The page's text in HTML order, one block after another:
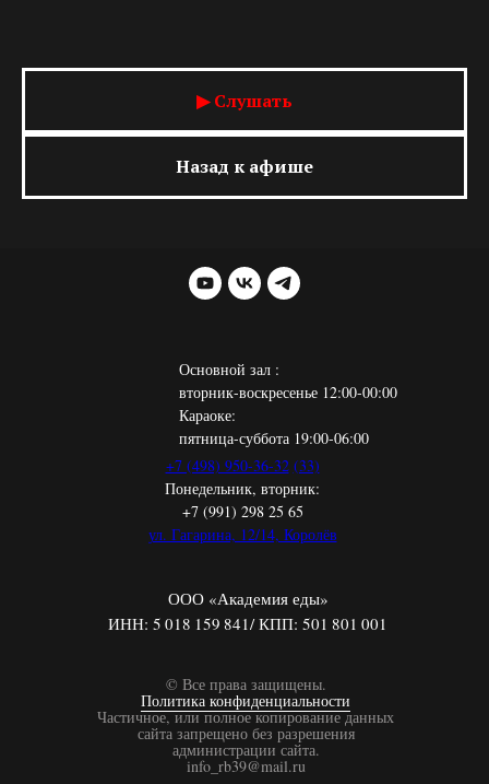
▶ Слушать
Назад к афише
+7 (498) 950-36-32 (33)
Понедельник, вторник:
+7 (991) 298 25 65
ул. Гагарина, 12/14, Королёв
Основной зал :
вторник-воскресенье 12:00-00:00
Караоке:
пятница-суббота 19:00-06:00
ООО «Академия еды»
ИНН: 5 018 159 841/ КПП: 501 801 001
© Все права защищены.
Политика конфиденциальности
Частичное, или полное копирование данных
сайта запрещено без разрешения
администрации сайта.
info_rb39@mail.ru